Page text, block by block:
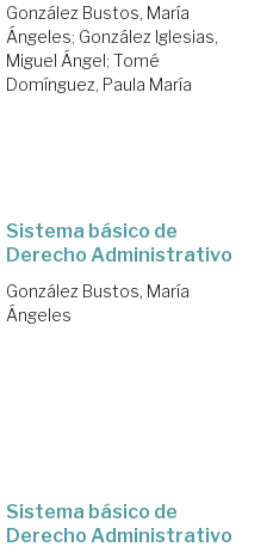
González Bustos, María
Ángeles; González Iglesias,
Miguel Ángel; Tomé
Domínguez, Paula María
Sistema básico de
Derecho Administrativo
González Bustos, María
Ángeles
Sistema básico de
Derecho Administrativo